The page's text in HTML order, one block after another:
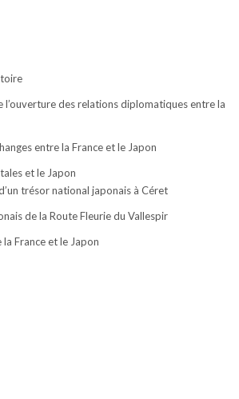
des relations diplomatiques entre la
entre la France et le Japon
et le Japon
trésor national japonais à Céret
de la Route Fleurie du Vallespir
France et le Japon